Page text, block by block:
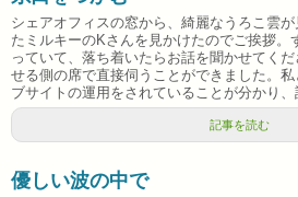
シェアオフィスの窓から、綺麗なうろこ雲
たミルキーのKさんを見かけたのでご挨拶。
っていて、落ち着いたらお話を聞かせてく
せる側の席で直接伺うことができました。
ブサイトの運用をされていることが分かり
記事を読む
優しい波の中で